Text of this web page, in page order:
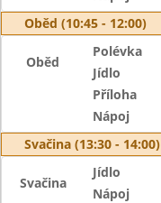
Oběd (10:45 - 12:00)
Oběd
Polévka
Jídlo
Příloha
Nápoj
Svačina (13:30 - 14:00)
Svačina
Jídlo
Nápoj